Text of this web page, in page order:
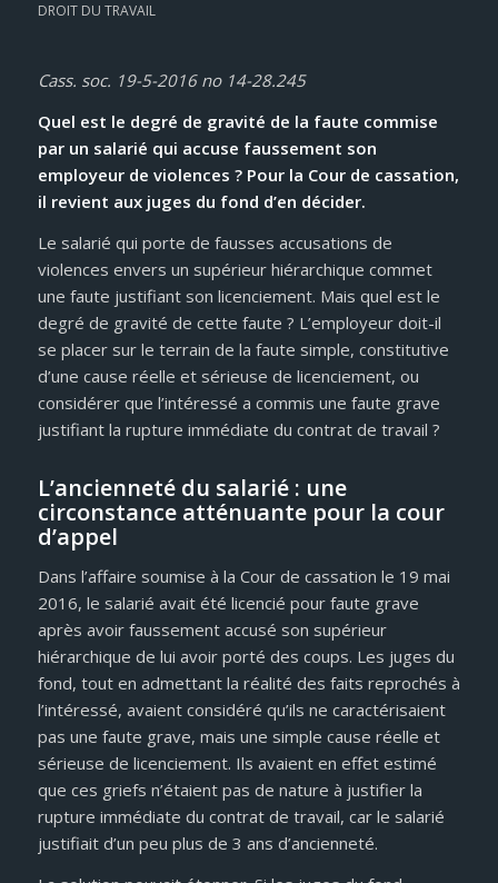
DROIT DU TRAVAIL
Cass. soc. 19-5-2016 no 14-28.245
Quel est le degré de gravité de la faute commise
par un salarié qui accuse faussement son
employeur de violences ? Pour la Cour de cassation,
il revient aux juges du fond d’en décider.
Le salarié qui porte de fausses accusations de
violences envers un supérieur hiérarchique commet
une faute justifiant son licenciement. Mais quel est le
degré de gravité de cette faute ? L’employeur doit-il
se placer sur le terrain de la faute simple, constitutive
d’une cause réelle et sérieuse de licenciement, ou
considérer que l’intéressé a commis une faute grave
justifiant la rupture immédiate du contrat de travail ?
L’ancienneté du salarié : une
circonstance atténuante pour la cour
d’appel
Dans l’affaire soumise à la Cour de cassation le 19 mai
2016, le salarié avait été licencié pour faute grave
après avoir faussement accusé son supérieur
hiérarchique de lui avoir porté des coups. Les juges du
fond, tout en admettant la réalité des faits reprochés à
l’intéressé, avaient considéré qu’ils ne caractérisaient
pas une faute grave, mais une simple cause réelle et
sérieuse de licenciement. Ils avaient en effet estimé
que ces griefs n’étaient pas de nature à justifier la
rupture immédiate du contrat de travail, car le salarié
justifiait d’un peu plus de 3 ans d’ancienneté.